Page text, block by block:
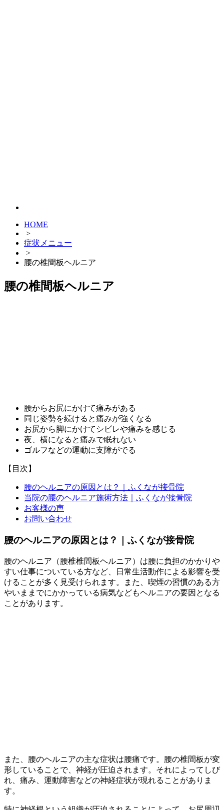
HOME
>
症状メニュー
>
腰の椎間板ヘルニア
腰の椎間板ヘルニア
腰からお尻にかけて痛みがある
同じ姿勢を続けると痛みが強くなる
お尻から脚にかけてシビレや痛みを感じる
夜、横になると痛みで眠れない
ゴルフなどの運動に支障がでる
【目次】
腰のヘルニアの原因とは？｜ふくなが接骨院
当院の腰のヘルニア施術方法｜ふくなが接骨院
お客様の声
お問い合わせ
腰のヘルニアの原因とは？｜ふくなが接骨院
腰のヘルニア（腰椎椎間板ヘルニア）は腰に負担のかかりや
すい仕事についている方など、日常生活動作による影響を受
けることが多く見受けられます。また、喫煙の習慣のある方
やいままでにかかっている病気などもヘルニアの要因となる
ことがあります。
また、腰のヘルニアの主な症状は腰痛です。腰の椎間板が変
形していることで、神経が圧迫されます。それによってしび
れ、痛み、運動障害などの神経症状が現れることがありま
す。